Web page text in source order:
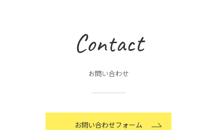
Contact
お問い合わせ
お問い合わせフォーム